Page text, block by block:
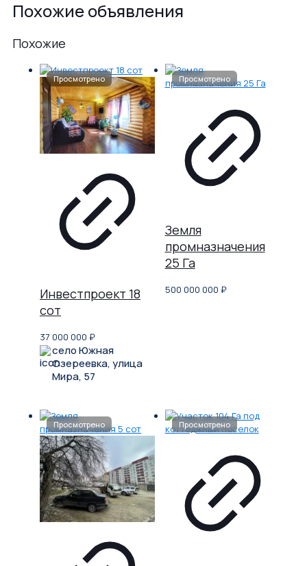
Похожие объявления
Похожие
Инвестпроект 18
сот
37 000 000 ₽
село Южная
Озереевка, улица
Мира, 57
Земля
промназначения
25 Га
500 000 000 ₽